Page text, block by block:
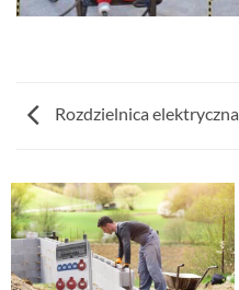
Rozdzielnica elektryczna